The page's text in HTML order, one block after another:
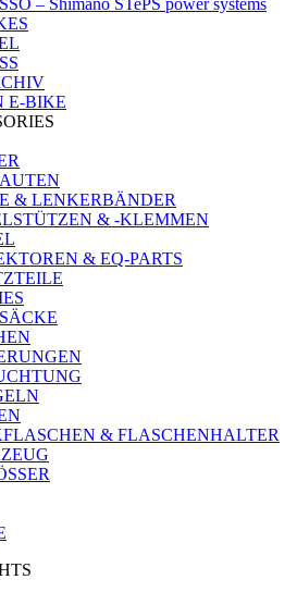
– Shimano STePS power systems
E-BIKE
& LENKERBÄNDER
& -KLEMMEN
& EQ-PARTS
& FLASCHENHALTER